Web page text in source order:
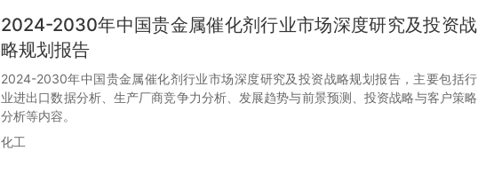
2024-2030年中国贵金属催化剂行业市场深度研究及投资战
略规划报告
2024-2030年中国贵金属催化剂行业市场深度研究及投资战略规划报告，主要包括行
业进出口数据分析、生产厂商竞争力分析、发展趋势与前景预测、投资战略与客户策略
分析等内容。
化工